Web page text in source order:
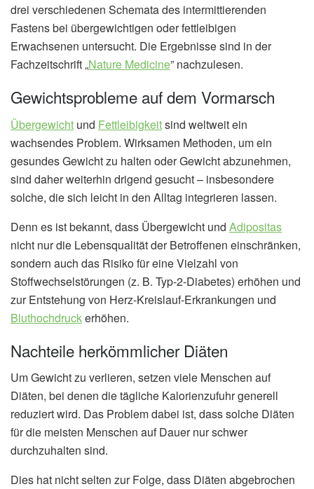
drei verschiedenen Schemata des intermittierenden
Fastens bei übergewichtigen oder fettleibigen
Erwachsenen untersucht. Die Ergebnisse sind in der
Fachzeitschrift „Nature Medicine” nachzulesen.
Gewichtsprobleme auf dem Vormarsch
Übergewicht und Fettleibigkeitsind weltweit ein
wachsendes Problem. Wirksamen Methoden, um ein
gesundes Gewicht zu halten oder Gewicht abzunehmen,
sind daher weiterhin drigend gesucht – insbesondere
solche, die sich leicht in den Alltag integrieren lassen.
Denn es ist bekannt, dass Übergewicht und Adipositas
nicht nur die Lebensqualität der Betroffenen einschränken,
sondern auch das Risiko für eine Vielzahl von
Stoffwechselstörungen (z. B. Typ-2-Diabetes) erhöhen und
zur Entstehung von Herz-Kreislauf-Erkrankungen und
Bluthochdruckerhöhen.
Nachteile herkömmlicher Diäten
Um Gewicht zu verlieren, setzen viele Menschen auf
Diäten, bei denen die tägliche Kalorienzufuhr generell
reduziert wird. Das Problem dabei ist, dass solche Diäten
für die meisten Menschen auf Dauer nur schwer
durchzuhalten sind.
Dies hat nicht selten zur Folge, dass Diäten abgebrochen